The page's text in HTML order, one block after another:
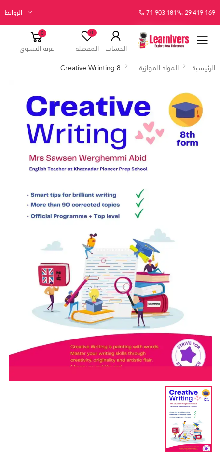
29 419 169
71 903 181 الروابط
الحساب
0
المفضلة
0
عربة التسوق
الرئيسية
المواد الموازية Creative Wrinting 8